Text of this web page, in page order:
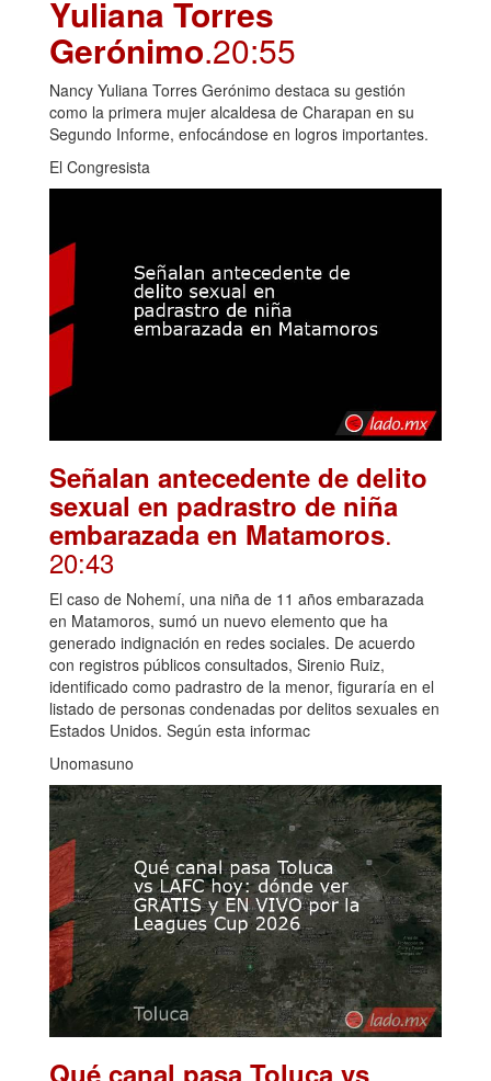
Yuliana Torres
Gerónimo.20:55
Nancy Yuliana Torres Gerónimo destaca su gestión
como la primera mujer alcaldesa de Charapan en su
Segundo Informe, enfocándose en logros importantes.
El Congresista
Señalan antecedente de delito
sexual en padrastro de niña
embarazada en Matamoros.
20:43
El caso de Nohemí, una niña de 11 años embarazada
en Matamoros, sumó un nuevo elemento que ha
generado indignación en redes sociales. De acuerdo
con registros públicos consultados, Sirenio Ruiz,
identificado como padrastro de la menor, figuraría en el
listado de personas condenadas por delitos sexuales en
Estados Unidos. Según esta informac
Unomasuno